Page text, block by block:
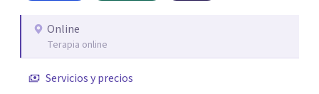
Online
Terapia online
Servicios y precios